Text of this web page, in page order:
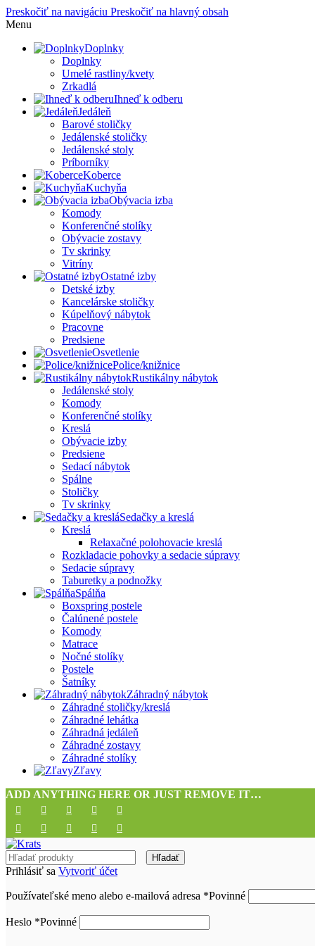
Preskočiť na navigáciu Preskočiť na hlavný obsah
Menu
Doplnky
Doplnky
Umelé rastliny/kvety
Zrkadlá
Ihneď k odberu
Jedáleň
Barové stoličky
Jedálenské stoličky
Jedálenské stoly
Príborníky
Koberce
Kuchyňa
Obývacia izba
Komody
Konferenčné stolíky
Obývacie zostavy
Tv skrinky
Vitríny
Ostatné izby
Detské izby
Kancelárske stoličky
Kúpelňový nábytok
Pracovne
Predsiene
Osvetlenie
Police/knižnice
Rustikálny nábytok
Jedálenské stoly
Komody
Konferenčné stolíky
Kreslá
Obývacie izby
Predsiene
Sedací nábytok
Spálne
Stoličky
Tv skrinky
Sedačky a kreslá
Kreslá
Relaxačné polohovacie kreslá
Rozkladacie pohovky a sedacie súpravy
Sedacie súpravy
Taburetky a podnožky
Spálňa
Boxspring postele
Čalúnené postele
Komody
Matrace
Nočné stolíky
Postele
Šatníky
Záhradný nábytok
Záhradné stoličky/kreslá
Záhradné lehátka
Záhradná jedáleň
Záhradné zostavy
Záhradné stolíky
Zľavy
ADD ANYTHING HERE OR JUST REMOVE IT…
Hľadať
Prihlásiť sa Vytvoriť účet
Používateľské meno alebo e-mailová adresa *Povinné
Heslo *Povinné